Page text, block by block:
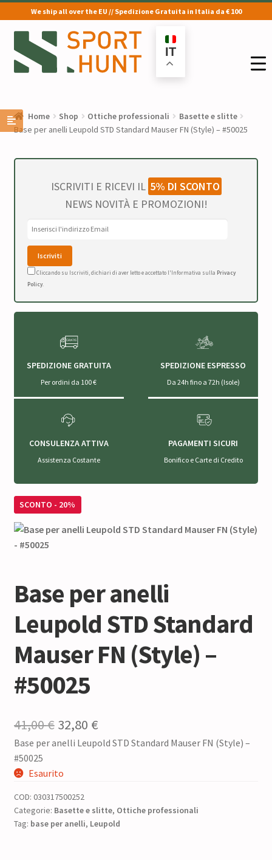
We ship all over the EU // Spedizione Gratuita in Italia da € 100
Vai
alla
navigazione
Vai
al
contenuto
IT
Home Shop Ottiche professionali
Basette e slitte
Base per anelli Leupold STD Standard Mauser FN (Style) – #50025
ISCRIVITI E RICEVI IL 5% DI SCONTO
NEWS NOVITÀ E PROMOZIONI!
Cliccando su Iscriviti, dichiari di aver letto e accettato l'Informativa sulla Privacy
Policy.
SPEDIZIONE GRATUITA
Per ordini da 100 €
SPEDIZIONE ESPRESSO
Da 24h fino a 72h (Isole)
CONSULENZA ATTIVA
Assistenza Costante
PAGAMENTI SICURI
Bonifico e Carte di Credito
SCONTO - 20%
Base per anelli
Leupold STD Standard
Mauser FN (Style) –
#50025
41,00€ Il
prezzo
originale
41,00 €.
32,80 €Il
prezzo
32,80 €.
Base per anelli Leupold STD Standard Mauser FN (Style) –
#50025
Esaurito
COD: 030317500252
Categorie: Basette e slitte, Ottiche professionali
Tag: base per anelli, Leupold